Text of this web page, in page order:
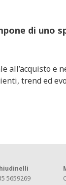
di uno
e
trend ed
5659269